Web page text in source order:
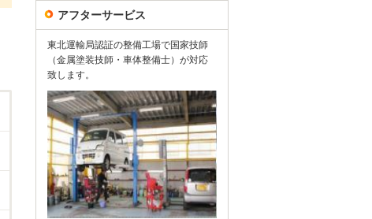
アフターサービス
東北運輸局認証の整備工場で国家技師
（金属塗装技師・車体整備士）が対応
致します。